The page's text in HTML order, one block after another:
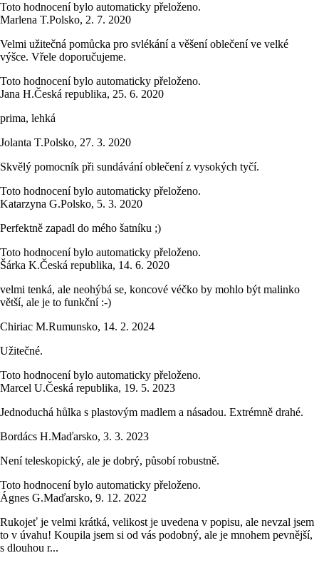
Toto hodnocení bylo automaticky přeloženo.
Marlena T.Polsko, 2. 7. 2020
Velmi užitečná pomůcka pro svlékání a věšení oblečení ve velké
výšce. Vřele doporučujeme.
Toto hodnocení bylo automaticky přeloženo.
Jana H.Česká republika, 25. 6. 2020
prima, lehká
Jolanta T.Polsko, 27. 3. 2020
Skvělý pomocník při sundávání oblečení z vysokých tyčí.
Toto hodnocení bylo automaticky přeloženo.
Katarzyna G.Polsko, 5. 3. 2020
Perfektně zapadl do mého šatníku ;)
Toto hodnocení bylo automaticky přeloženo.
Šárka K.Česká republika, 14. 6. 2020
velmi tenká, ale neohýbá se, koncové véčko by mohlo být malinko
větší, ale je to funkční :-)
Chiriac M.Rumunsko, 14. 2. 2024
Užitečné.
Toto hodnocení bylo automaticky přeloženo.
Marcel U.Česká republika, 19. 5. 2023
Jednoduchá hůlka s plastovým madlem a násadou. Extrémně drahé.
Bordács H.Maďarsko, 3. 3. 2023
Není teleskopický, ale je dobrý, působí robustně.
Toto hodnocení bylo automaticky přeloženo.
Ágnes G.Maďarsko, 9. 12. 2022
Rukojeť je velmi krátká, velikost je uvedena v popisu, ale nevzal jsem
to v úvahu! Koupila jsem si od vás podobný, ale je mnohem pevnější,
s dlouhou r...